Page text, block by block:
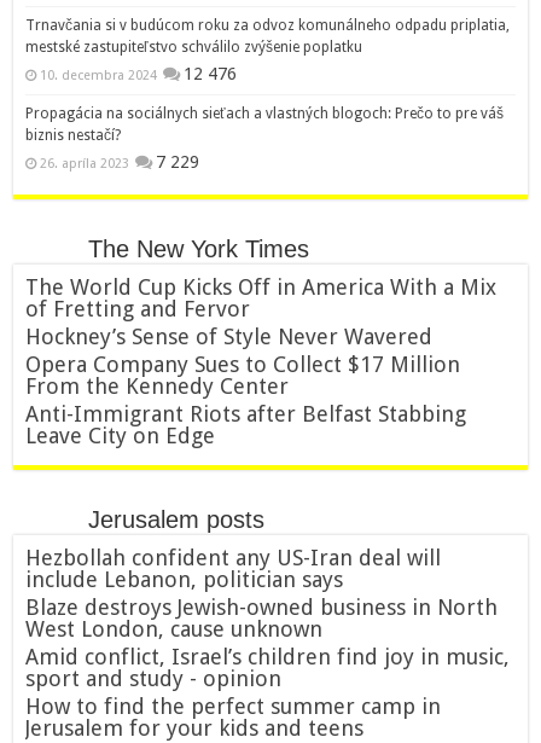
Trnavčania si v budúcom roku za odvoz komunálneho odpadu priplatia,
mestské zastupiteľstvo schválilo zvýšenie poplatku
10. decembra 2024 12 476
Propagácia na sociálnych sieťach a vlastných blogoch: Prečo to pre váš
biznis nestačí?
26. apríla 2023 7 229
The New York Times
The World Cup Kicks Off in America With a Mix
of Fretting and Fervor
Hockney’s Sense of Style Never Wavered
Opera Company Sues to Collect $17 Million
From the Kennedy Center
Anti-Immigrant Riots after Belfast Stabbing
Leave City on Edge
Jerusalem posts
Hezbollah confident any US-Iran deal will
include Lebanon, politician says
Blaze destroys Jewish-owned business in North
West London, cause unknown
Amid conflict, Israel’s children find joy in music,
sport and study - opinion
How to find the perfect summer camp in
Jerusalem for your kids and teens